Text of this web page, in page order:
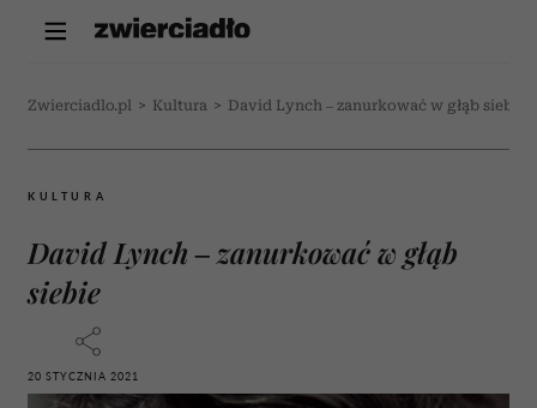
Zwierciadlo.pl > Kultura > David Lynch – zanurkować w głąb siebie
KULTURA
David Lynch – zanurkować w głąb
siebie
20 STYCZNIA 2021